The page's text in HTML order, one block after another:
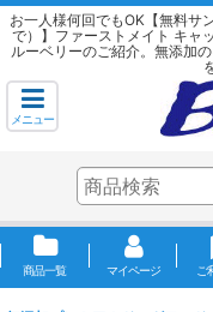
お一人様何回でもOK【無料サ
で）】ファーストメイト キャ
ルーベリーのご紹介。無添加
メニュー
商品一覧 マイページ ご